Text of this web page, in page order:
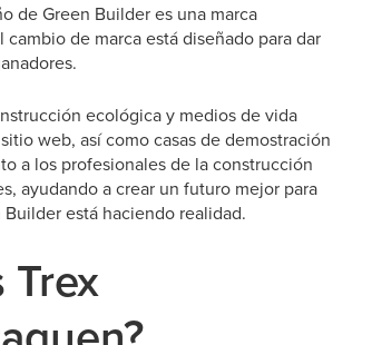
de Green Builder es una marca
de marca está diseñado para dar
ecológica y medios de vida
web, así como casas de demostración
a los profesionales de la construcción
ayudando a crear un futuro mejor para
está haciendo realidad.